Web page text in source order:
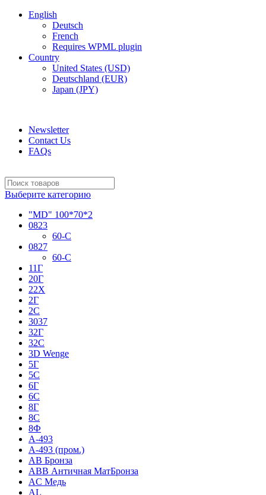
English
Deutsch
French
Requires WPML plugin
Country
United States (USD)
Deutschland (EUR)
Japan (JPY)
Newsletter
Contact Us
FAQs
Выберите категорию
"MD" 100*70*2
0823
60-C
0827
60-C
11Г
20Г
22Х
2Г
2С
3037
32Г
32С
3D Wenge
5Г
5С
6Г
6С
8Г
8С
8Ф
A-493
A-493 (пром.)
AB Бронза
ABB Античная МатБронза
AC Медь
AL